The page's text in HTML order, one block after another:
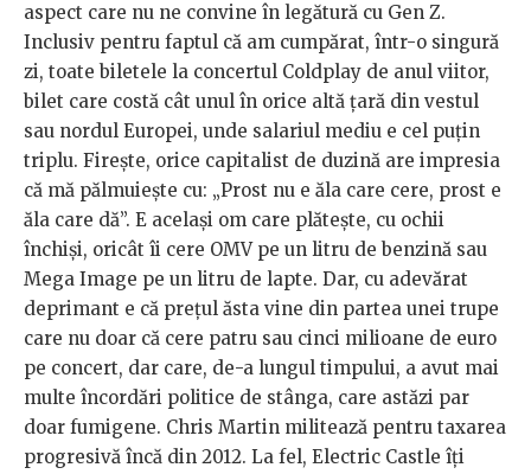
aspect care nu ne convine în legătură cu Gen Z.
Inclusiv pentru faptul că am cumpărat, într-o singură
zi, toate biletele la concertul Coldplay de anul viitor,
bilet care costă cât unul în orice altă țară din vestul
sau nordul Europei, unde salariul mediu e cel puțin
triplu. Firește, orice capitalist de duzină are impresia
că mă pălmuiește cu: „Prost nu e ăla care cere, prost e
ăla care dă”. E același om care plătește, cu ochii
închiși, oricât îi cere OMV pe un litru de benzină sau
Mega Image pe un litru de lapte. Dar, cu adevărat
deprimant e că prețul ăsta vine din partea unei trupe
care nu doar că cere patru sau cinci milioane de euro
pe concert, dar care, de-a lungul timpului, a avut mai
multe încordări politice de stânga, care astăzi par
doar fumigene. Chris Martin militează pentru taxarea
progresivă încă din 2012. La fel, Electric Castle îți